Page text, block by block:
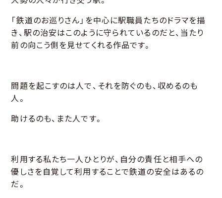
「鉄道のお巡りさん」を中心に駅職員たちのドラマを描
き、駅の治安はこのように守られているのだと、当たり
前の向こう側を見せてくれる作品です。
問題を起こすのは人で、それを防ぐのも、収めるのも
人。
助けるのも、また人です。
利用する私たち一人ひとりが、自分の責任と相手への
優しさを自覚して利用することで鉄道の安全はあるの
だ。